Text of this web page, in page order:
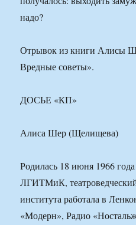
надо?
Отрывок из книги Алисы
Вредные советы».
ДОСЬЕ «КП»
Алиса Шер (Щелищева)
Родилась 18 июня 1966
ЛГИТМиК,
института работала в
«Модерн», Радио